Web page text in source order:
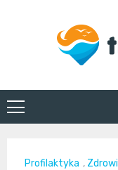
Profilaktyka ,